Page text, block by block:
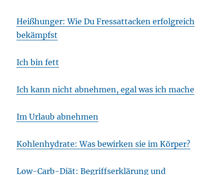
Heißhunger: Wie Du Fressattacken erfolgreich
bekämpfst
Ich bin fett
Ich kann nicht abnehmen, egal was ich mache
Im Urlaub abnehmen
Kohlenhydrate: Was bewirken sie im Körper?
Low-Carb-Diät: Begriffserklärung und